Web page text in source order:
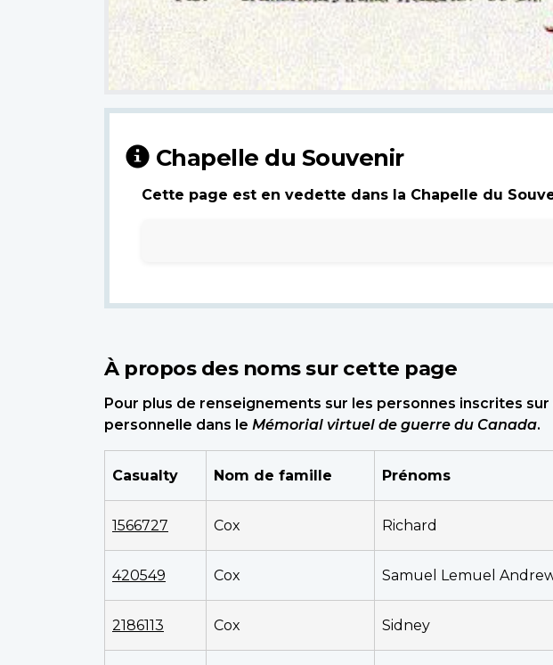
Chapelle du Souvenir
Cette page est en vedette dans la Chapelle du
À propos des noms sur cette page
Pour plus de renseignements sur les personnes inscrites
personnelle dans le Mémorial virtuel de guerre du Canada.
Casualty Nom de famille Prénoms
1566727 Cox Richard
420549 Cox Samuel Lemuel
2186113 Cox Sidney